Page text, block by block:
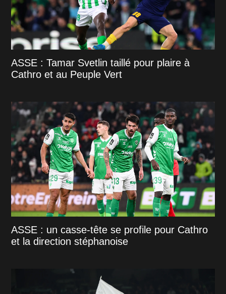
ASSE : Tamar Svetlin taillé pour plaire à
Cathro et au Peuple Vert
ASSE : un casse-tête se profile pour Cathro
et la direction stéphanoise